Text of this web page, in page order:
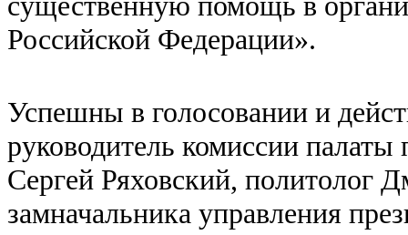
Российской Федерации».
Успешны в голосовании и
руководитель комиссии
Сергей Ряховский, политолог
замначальника управления